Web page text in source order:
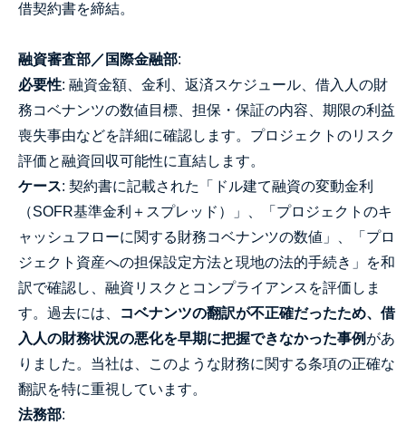
借契約書を締結。
融資審査部／国際金融部:
必要性: 融資金額、金利、返済スケジュール、借入人の財
務コベナンツの数値目標、担保・保証の内容、期限の利益
喪失事由などを詳細に確認します。プロジェクトのリスク
評価と融資回収可能性に直結します。
ケース: 契約書に記載された「ドル建て融資の変動金利
（SOFR基準金利＋スプレッド）」、「プロジェクトのキ
ャッシュフローに関する財務コベナンツの数値」、「プロ
ジェクト資産への担保設定方法と現地の法的手続き」を和
訳で確認し、融資リスクとコンプライアンスを評価しま
す。過去には、
コベナンツの翻訳が不正確だったため、借
入人の財務状況の悪化を早期に把握できなかった事例 があ
りました。当社は、このような財務に関する条項の正確な
翻訳を特に重視しています。
法務部: